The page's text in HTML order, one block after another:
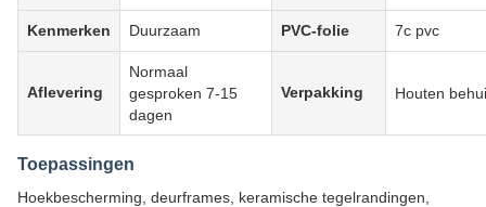
Kenmerken Duurzaam PVC-folie 7c pvc
Aflevering
Normaal
gesproken 7-15
dagen
Verpakking Houten
Toepassingen
Hoekbescherming, deurframes, keramische tegelrandingen,